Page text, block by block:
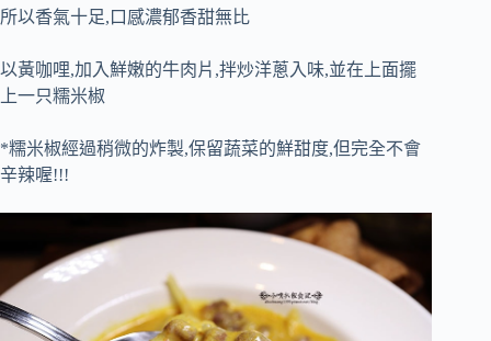
所以香氣十足,口感濃郁香甜無比
以黃咖哩,加入鮮嫩的牛肉片,拌炒洋蔥入味,並在上面擺
上一只糯米椒
*糯米椒經過稍微的炸製,保留蔬菜的鮮甜度,但完全不會
辛辣喔!!!